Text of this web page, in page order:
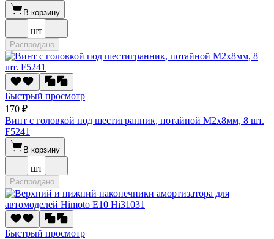
В корзину
шт
Распродано
Быстрый просмотр
170 ₽
Винт с головкой под шестигранник, потайной М2х8мм, 8 шт.
F5241
В корзину
шт
Распродано
Быстрый просмотр